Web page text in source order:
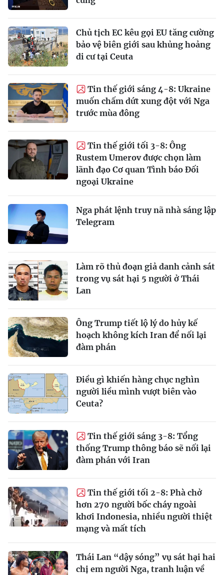
Chủ tịch EC kêu gọi EU tăng cường
bảo vệ biên giới sau khủng hoảng
di cư tại Ceuta
Tin thế giới sáng 4-8: Ukraine
muốn chấm dứt xung đột với Nga
trước mùa đông
Tin thế giới tối 3-8: Ông
Rustem Umerov được chọn làm
lãnh đạo Cơ quan Tình báo Đối
ngoại Ukraine
Nga phát lệnh truy nã nhà sáng lập
Telegram
Làm rõ thủ đoạn giả danh cảnh sát
trong vụ sát hại 5 người ở Thái
Lan
Ông Trump tiết lộ lý do hủy kế
hoạch không kích Iran để nối lại
đàm phán
Điều gì khiến hàng chục nghìn
người liều mình vượt biên vào
Ceuta?
Tin thế giới sáng 3-8: Tổng
thống Trump thông báo sẽ nối lại
đàm phán với Iran
Tin thế giới tối 2-8: Phà chở
hơn 270 người bốc cháy ngoài
khơi Indonesia, nhiều người thiệt
mạng và mất tích
Thái Lan “dậy sóng” vụ sát hại hai
chị em người Nga, tranh luận về